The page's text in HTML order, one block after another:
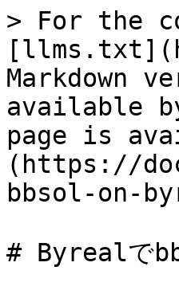
> For the
Markdown
available
page is
(https://
bbsol-on-
# Byrealで